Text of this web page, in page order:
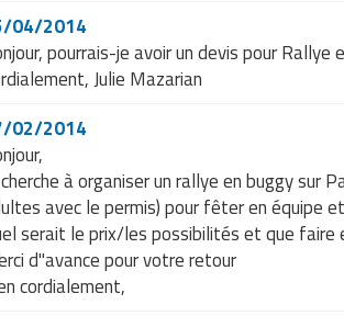
04/2014
pourrais-je avoir un devis pour
Julie Mazarian
02/2014
à organiser un rallye en buggy sur
avec le permis) pour fêter en équipe
serait le prix/les possibilités et que faire
d"avance pour votre retour
cordialement,